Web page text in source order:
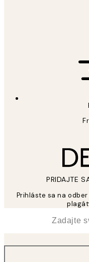
PRIDAJTE
Prihláste sa na